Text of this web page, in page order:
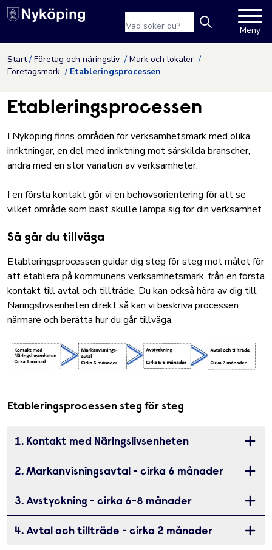
Hoppa till innehåll
Nyköpings kommuns
results.
Meny
Start Företag och näringsliv
Mark och lokaler
Företagsmark
Etableringsprocessen
Etableringsprocessen
I Nyköping finns områden för verksamhetsmark med olika
inriktningar, en del med inriktning mot särskilda branscher,
andra med en stor variation av verksamheter.
I en första kontakt gör vi en behovsorientering för att se
vilket område som bäst skulle lämpa sig för din verksamhet.
Så går du tillväga
Etableringsprocessen guidar dig steg för steg mot målet för
att etablera på kommunens verksamhetsmark, från en första
kontakt till avtal och tillträde. Du kan också höra av dig till
Näringslivsenheten direkt så kan vi beskriva processen
närmare och berätta hur du går tillväga.
Etableringsprocessen steg för steg
1. Kontakt med Näringslivsenheten
2. Markanvisningsavtal - cirka 6 månader
3. Avstyckning - cirka 6-8 månader
4. Avtal och tillträde - cirka 2 månader